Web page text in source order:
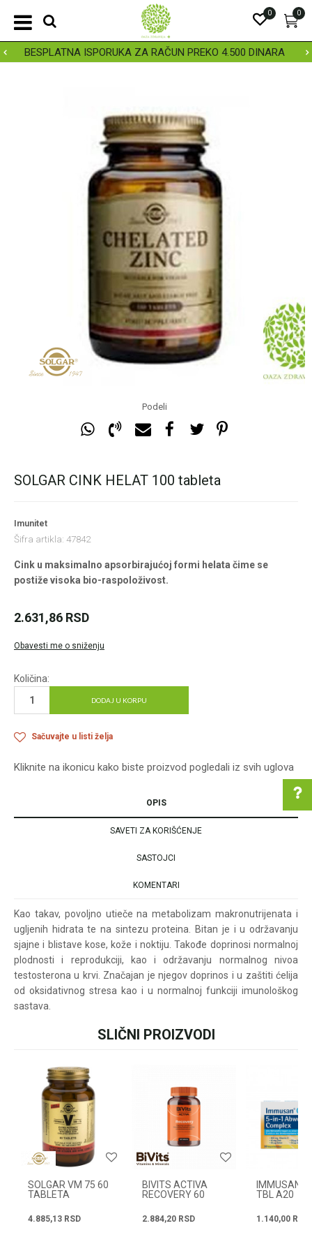
BESPLATNA ISPORUKA ZA RAČUN PREKO 4.500 DINARA
0
0
Podeli
SOLGAR CINK HELAT 100 tableta
Imunitet
Šifra artikla: 47842
Cink u maksimalno apsorbirajućoj formi helata čime se
postiže visoka bio-raspoloživost.
2.631,86 RSD
Obavesti me o sniženju
Količina:
DODAJ U KORPU
Sačuvajte u listi želja
Kliknite na ikonicu kako biste proizvod pogledali iz svih uglova
Za više informacija u
vezi online porudžbine
pišite nam:
customers@oazazdrav
lja.rs
ili pozovite:
+381631105804
OPIS
SAVETI ZA KORIŠĆENJE
SASTOJCI
KOMENTARI
Kao takav, povoljno utieče na metabolizam makronutrijenata i
ugljenih hidrata te na sintezu proteina. Bitan je i u održavanju
sjajne i blistave kose, kože i noktiju. Takođe doprinosi normalnoj
plodnosti i reprodukciji, kao i održavanju normalnog nivoa
testosterona u krvi. Značajan je njegov doprinos i u zaštiti ćelija
od oksidativnog stresa kao i u normalnoj funkciji imunološkog
sastava.
Poruka
SLIČNI PROIZVODI
SOLGAR VM 75 60
TABLETA
4.885,13 RSD
BIVITS ACTIVA
RECOVERY 60
2.884,20 RSD
IMMUSAN
TBL A20
1.140,00 RSD